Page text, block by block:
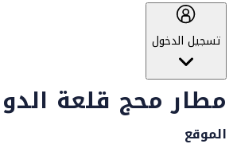
تسجيل الدخول
مطار محج قلعة
الموقع